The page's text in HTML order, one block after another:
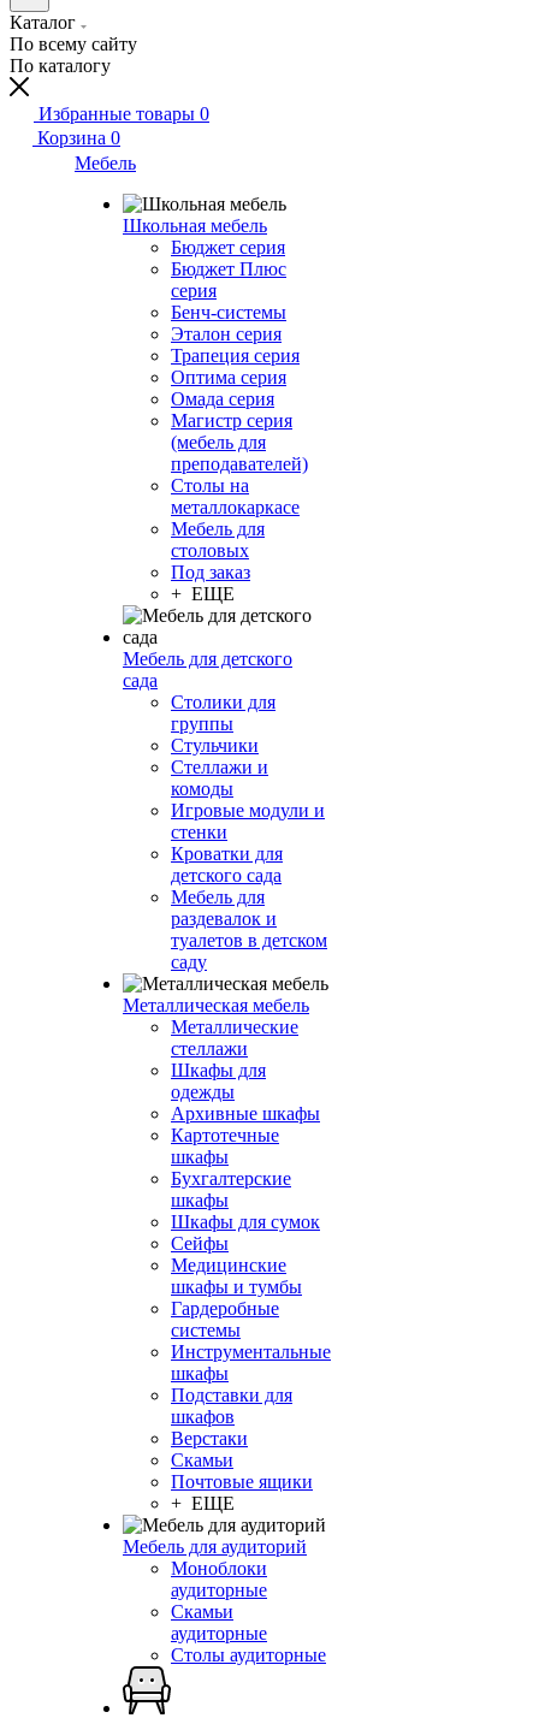
Каталог
По всему сайту
По каталогу
Избранные товары 0
Корзина 0
Мебель
Школьная мебель
Бюджет серия
Бюджет Плюс
серия
Бенч-системы
Эталон серия
Трапеция серия
Оптима серия
Омада серия
Магистр серия
(мебель для
преподавателей)
Столы на
металлокаркасе
Мебель для
столовых
Под заказ
+ ЕЩЕ
Мебель для детского
сада
Столики для
группы
Стульчики
Стеллажи и
комоды
Игровые модули и
стенки
Кроватки для
детского сада
Мебель для
раздевалок и
туалетов в детском
саду
Металлическая мебель
Металлические
стеллажи
Шкафы для
одежды
Архивные шкафы
Картотечные
шкафы
Бухгалтерские
шкафы
Шкафы для сумок
Сейфы
Медицинские
шкафы и тумбы
Гардеробные
системы
Инструментальные
шкафы
Подставки для
шкафов
Верстаки
Скамьи
Почтовые ящики
+ ЕЩЕ
Мебель для аудиторий
Моноблоки
аудиторные
Скамьи
аудиторные
Столы аудиторные